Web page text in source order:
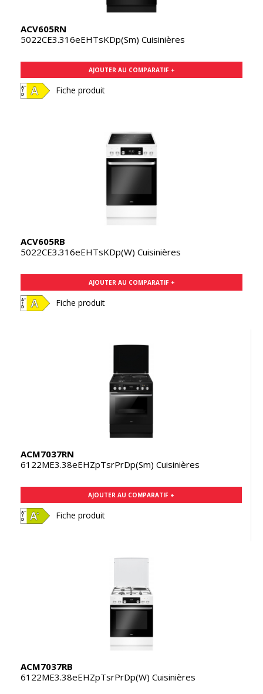
ACV605RN
5022CE3.316eEHTsKDp(Sm) Cuisinières
AJOUTER AU COMPARATIF +
Fiche produit
ACV605RB
5022CE3.316eEHTsKDp(W) Cuisinières
AJOUTER AU COMPARATIF +
Fiche produit
ACM7037RN
6122ME3.38eEHZpTsrPrDp(Sm) Cuisinières
AJOUTER AU COMPARATIF +
Fiche produit
ACM7037RB
6122ME3.38eEHZpTsrPrDp(W) Cuisinières